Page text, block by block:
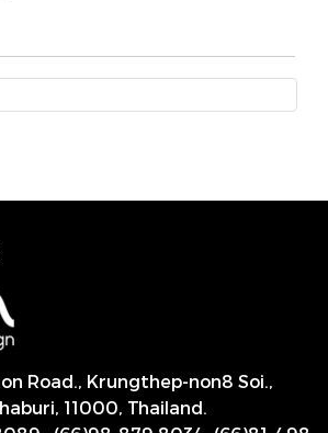
Road., Krungthep-non8 Soi.,
11000, Thailand.